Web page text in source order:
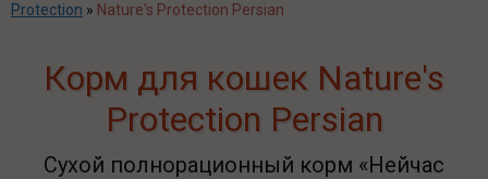
Protection » Nature's Protection Persian
Корм для кошек Nature's
Protection Persian
Сухой полнорационный корм «Нейчас